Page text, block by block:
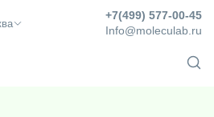
Info@moleculab.ru
+7(499) 577-00-45